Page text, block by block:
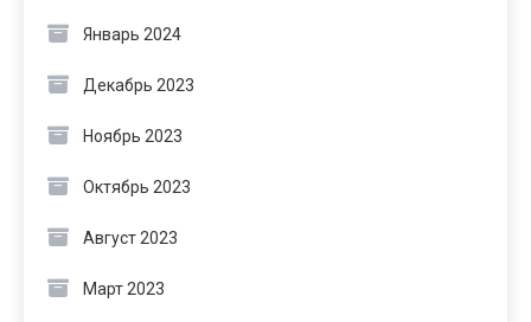
Январь 2024
Декабрь 2023
Ноябрь 2023
Октябрь 2023
Август 2023
Март 2023